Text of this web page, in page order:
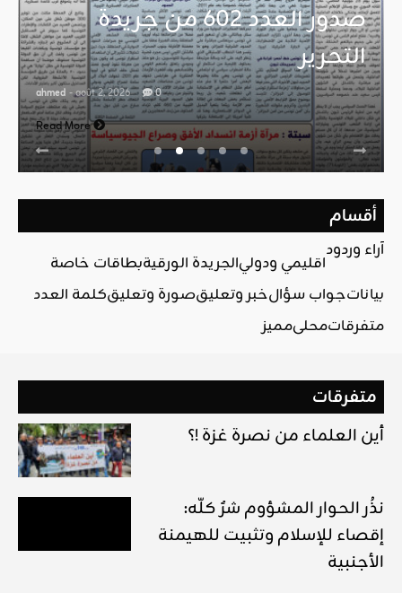
صدور العدد 602 من جريدة
التحرير
ahmed - août 2, 2026 0
Read More
أقسام
آراء وردود
اقليمي ودوليالجريدة الورقيةبطاقات خاصة
بياناتجواب سؤالخبر وتعليقصورة وتعليقكلمة العدد
متفرقاتمحليمميز
متفرقات
أين العلماء من نصرة غزة !؟
نذُر الحوار المشؤوم شرٌ كلّه:
إقصاء للإسلام وتثبيت للهيمنة
الأجنبية